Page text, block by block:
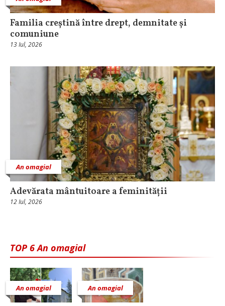
Familia creștină între drept, demnitate și
comuniune
13 Iul, 2026
An omagial
Adevărata mântuitoare a feminității
12 Iul, 2026
TOP 6 An omagial
An omagial An omagial